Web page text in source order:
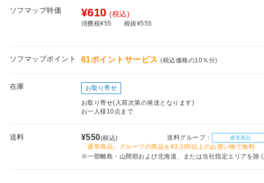
ソフマップ特価 ¥610 (税込)
消費税¥55 税抜¥555
ソフマップポイント 61ポイントサービス(税込価格の10％分)
在庫 お取り寄せ
お取り寄せ(入荷次第の発送となります)
お一人様10点まで
送料 ¥550(税込) 送料グループ： 通常商品
「通常商品」グループの商品を¥3,300以上のお買い物で無料
※一部離島・山間部および北海道、または当社指定エリアを除く